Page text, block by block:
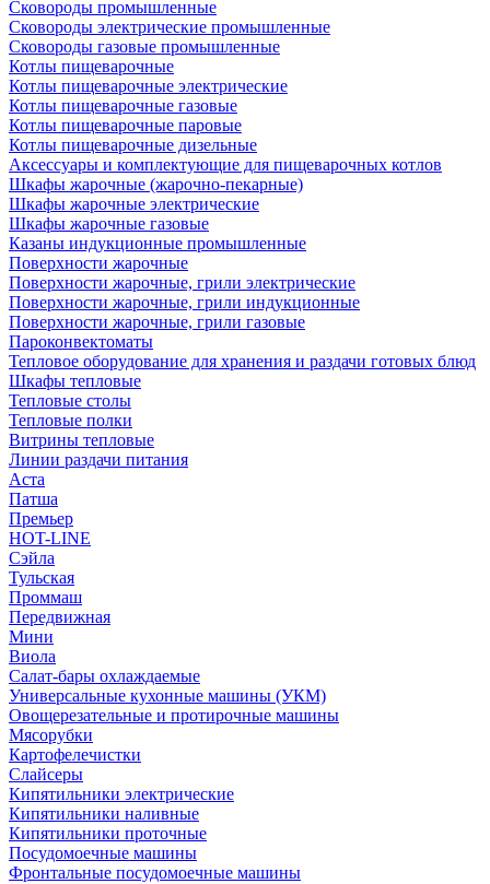
Сковороды промышленные
Сковороды электрические промышленные
Сковороды газовые промышленные
Котлы пищеварочные
Котлы пищеварочные электрические
Котлы пищеварочные газовые
Котлы пищеварочные паровые
Котлы пищеварочные дизельные
Аксессуары и комплектующие для пищеварочных котлов
Шкафы жарочные (жарочно-пекарные)
Шкафы жарочные электрические
Шкафы жарочные газовые
Казаны индукционные промышленные
Поверхности жарочные
Поверхности жарочные, грили электрические
Поверхности жарочные, грили индукционные
Поверхности жарочные, грили газовые
Пароконвектоматы
Тепловое оборудование для хранения и раздачи готовых блюд
Шкафы тепловые
Тепловые столы
Тепловые полки
Витрины тепловые
Линии раздачи питания
Аста
Патша
Премьер
HOT-LINE
Сэйла
Тульская
Проммаш
Передвижная
Мини
Виола
Салат-бары охлаждаемые
Универсальные кухонные машины (УКМ)
Овощерезательные и протирочные машины
Мясорубки
Картофелечистки
Слайсеры
Кипятильники электрические
Кипятильники наливные
Кипятильники проточные
Посудомоечные машины
Фронтальные посудомоечные машины